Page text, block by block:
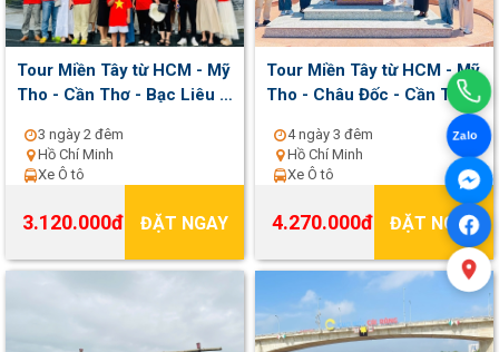
Tour Miền Tây từ HCM - Mỹ
Tho - Cần Thơ - Bạc Liêu -
hành thứ 3 , 6 , chủ nhật
hàng tuần
3 ngày 2 đêm
Hồ Chí Minh
Xe Ô tô
3.120.000đ ĐẶT NGAY
Tour Miền Tây từ HCM - Mỹ
Tho - Châu Đốc - Cần Thơ -
Sóc Trăng - Bạc Liêu - Cà
Mau 4 ngày 3 đêm | Khởi
hành thứ 2 , 5 , 7 hằng tuần
4 ngày 3 đêm
Hồ Chí Minh
Xe Ô tô
4.270.000đ ĐẶT NGAY
Zalo